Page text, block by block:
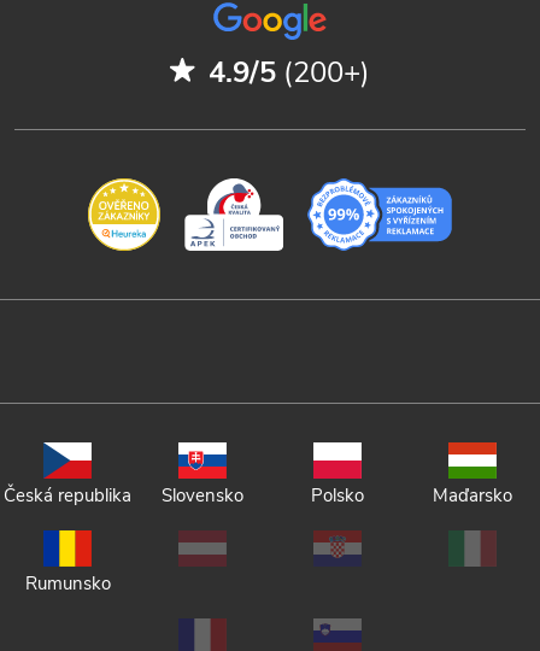
4.9/5 (200+)
Česká republika Slovensko Polsko Maďarsko
Rumunsko